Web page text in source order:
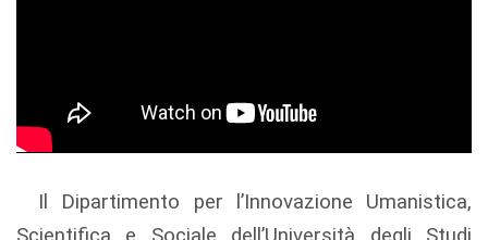
Il Dipartimento per l’Innovazione Umanistica,